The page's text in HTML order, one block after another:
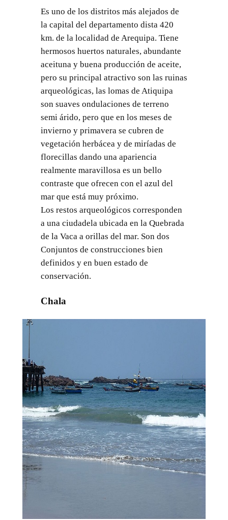
Es uno de los distritos más alejados de
la capital del departamento dista 420
km. de la localidad de Arequipa. Tiene
hermosos huertos naturales, abundante
aceituna y buena producción de aceite,
pero su principal atractivo son las ruinas
arqueológicas, las lomas de Atiquipa
son suaves ondulaciones de terreno
semi árido, pero que en los meses de
invierno y primavera se cubren de
vegetación herbácea y de miríadas de
florecillas dando una apariencia
realmente maravillosa es un bello
contraste que ofrecen con el azul del
mar que está muy próximo.
Los restos arqueológicos corresponden
a una ciudadela ubicada en la Quebrada
de la Vaca a orillas del mar. Son dos
Conjuntos de construcciones bien
definidos y en buen estado de
conservación.
Chala